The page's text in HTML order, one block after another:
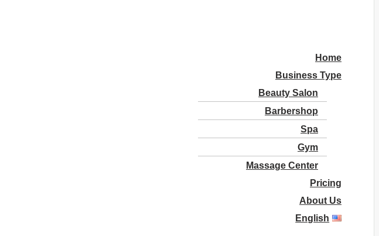
Home
Business Type
Beauty Salon
Barbershop
Spa
Gym
Massage Center
Pricing
About Us
English